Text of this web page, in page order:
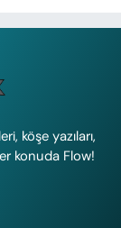
köşe yazıları,
konuda Flow!